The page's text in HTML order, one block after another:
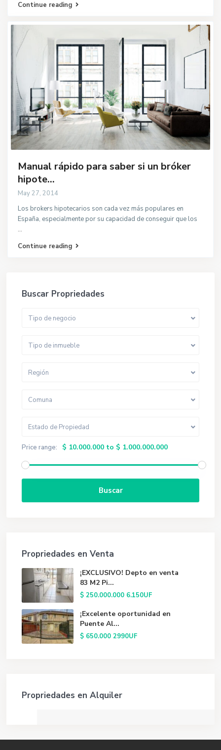
Continue reading
Manual rápido para saber si un bróker
hipote...
May 27, 2014
Los brokers hipotecarios son cada vez más populares en
España, especialmente por su capacidad de conseguir que los
...
Continue reading
Buscar Propriedades
Tipo de negocio
Tipo de inmueble
Región
Comuna
Estado de Propiedad
Price range: $ 10.000.000 to $ 1.000.000.000
Buscar
Propriedades en Venta
¡EXCLUSIVO! Depto en venta
83 M2 Pi...
$ 250.000.000 6.150UF
¡Excelente oportunidad en
Puente Al...
$ 650.0002990UF
Propriedades en Alquiler